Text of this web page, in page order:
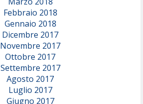
Febbraio 2018
Gennaio 2018
Dicembre 2017
Novembre 2017
Ottobre 2017
Settembre 2017
Agosto 2017
Luglio 2017
Giugno 2017